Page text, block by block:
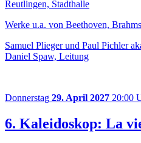
Reutlingen, Stadthalle
Werke u.a. von Beethoven,
Samuel Plieger und Paul Pichler
Daniel Spaw, Leitung
Donnerstag 29. April 2027 20:00
6. Kaleidoskop: La